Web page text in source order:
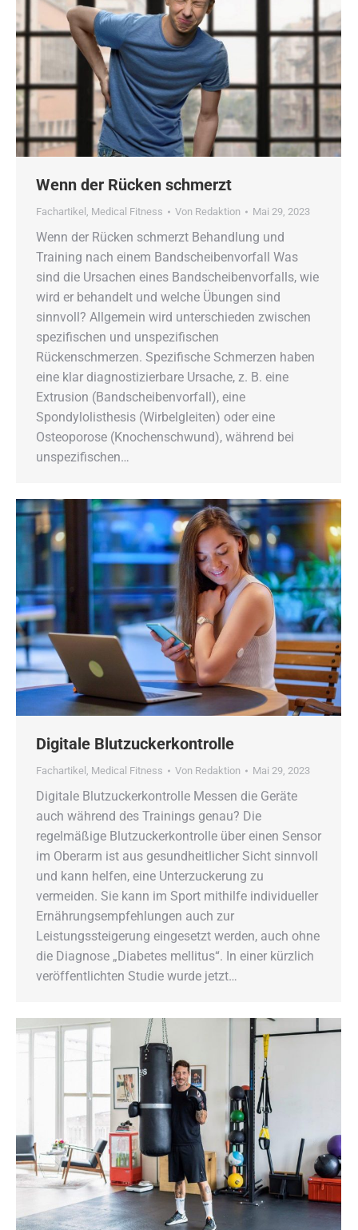
Wenn der Rücken schmerzt
Fachartikel , Medical Fitness Von Redaktion Mai 29, 2023
Wenn der Rücken schmerzt Behandlung und
Training nach einem Bandscheibenvorfall Was
sind die Ursachen eines Bandscheibenvorfalls, wie
wird er behandelt und welche Übungen sind
sinnvoll? Allgemein wird unterschieden zwischen
spezifischen und unspezifischen
Rückenschmerzen. Spezifische Schmerzen haben
eine klar diagnostizierbare Ursache, z. B. eine
Extrusion (Bandscheibenvorfall), eine
Spondylolisthesis (Wirbelgleiten) oder eine
Osteoporose (Knochenschwund), während bei
unspezifischen…
Digitale Blutzuckerkontrolle
Fachartikel , Medical Fitness Von Redaktion Mai 29, 2023
Digitale Blutzuckerkontrolle Messen die Geräte
auch während des Trainings genau? Die
regelmäßige Blutzuckerkontrolle über einen Sensor
im Oberarm ist aus gesundheitlicher Sicht sinnvoll
und kann helfen, eine Unterzuckerung zu
vermeiden. Sie kann im Sport mithilfe individueller
Ernährungsempfehlungen auch zur
Leistungssteigerung eingesetzt werden, auch ohne
die Diagnose „Diabetes mellitus“. In einer kürzlich
veröffentlichten Studie wurde jetzt…